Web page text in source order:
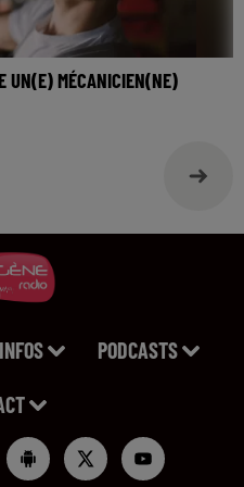
UN(E) MÉCANICIEN(NE)
INFOS PODCASTS